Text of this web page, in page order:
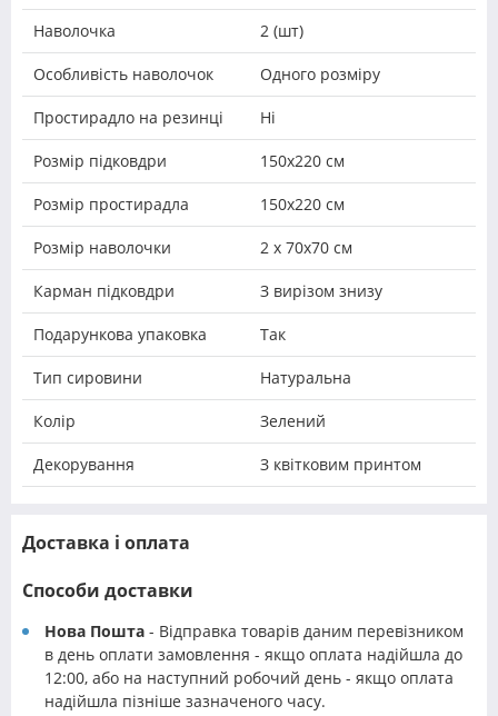
Наволочка 2 (шт)
Особливість наволочок Одного розміру
Простирадло на резинці Ні
Розмір підковдри 150х220 см
Розмір простирадла 150х220 см
Розмір наволочки 2 х 70х70 см
Карман підковдри З вирізом знизу
Подарункова упаковка Так
Тип сировини Натуральна
Колір Зелений
Декорування З квітковим принтом
Доставка і оплата
Способи доставки
Нова Пошта - Відправка товарів даним перевізником
в день оплати замовлення - якщо оплата надійшла до
12:00, або на наступний робочий день - якщо оплата
надійшла пізніше зазначеного часу.